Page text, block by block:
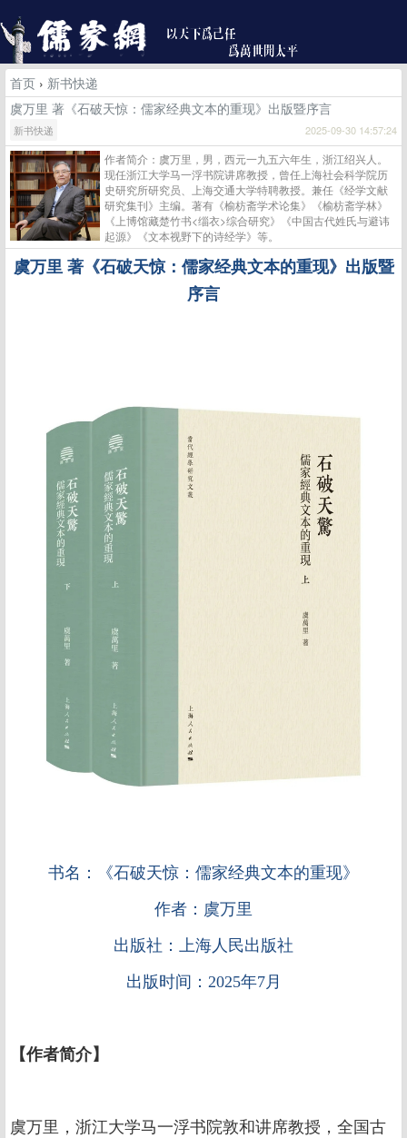
首页 › 新书快递
虞万里 著《石破天惊：儒家经典文本的重现》出版暨序言
新书快递 2025-09-30 14:57:24
作者简介：虞万里，男，西元一九五六年生，浙江绍兴人。
现任浙江大学马一浮书院讲席教授，曾任上海社会科学院历
史研究所研究员、上海交通大学特聘教授。兼任《经学文献
研究集刊》主编。著有《榆枋斋学术论集》《榆枋斋学林》
《上博馆藏楚竹书<缁衣>综合研究》《中国古代姓氏与避讳
起源》《文本视野下的诗经学》等。
虞万里 著《石破天惊：儒家经典文本的重现》出版暨
序言
书名：《石破天惊：儒家经典文本的重现》
作者： 虞万里
出版社： 上海人民出版社
出版时间： 2025年7月
【作者简介】
虞万里，浙江大学马一浮书院敦和讲席教授，全国古